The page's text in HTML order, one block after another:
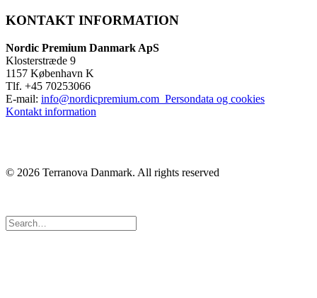
KONTAKT INFORMATION
Nordic Premium Danmark ApS
Klosterstræde 9
1157 København K
Tlf. +45 70253066
E-mail: info@nordicpremium.com Persondata og cookies
Kontakt information
© 2026 Terranova Danmark. All rights reserved